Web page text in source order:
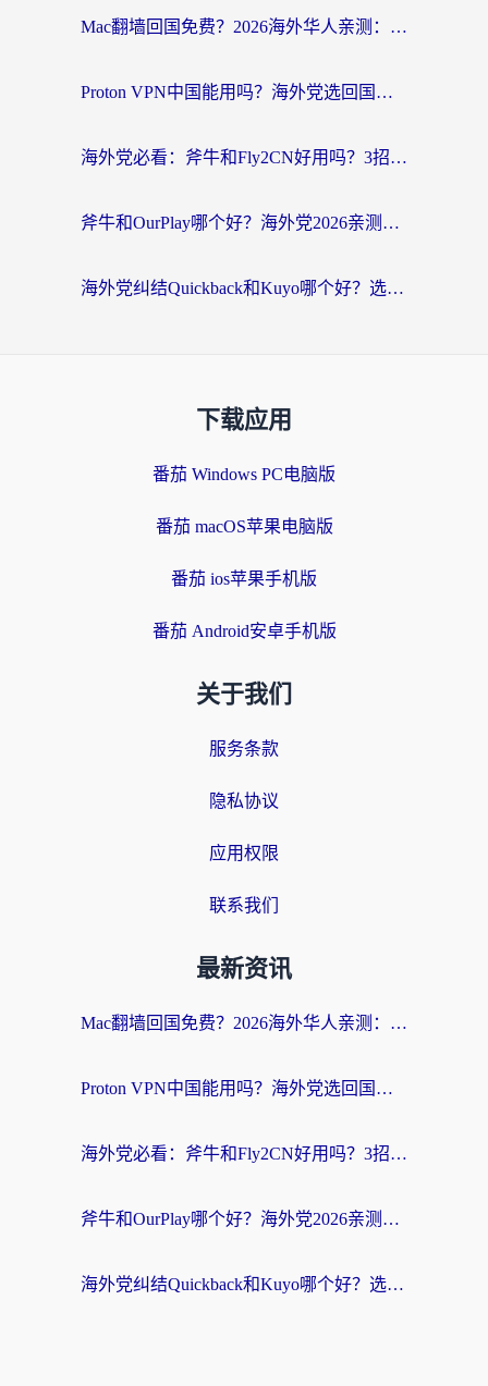
Mac翻墙回国免费？2026海外华人亲测：从CCTV5直播到国内APP，这样选加速器才靠谱
Proton VPN中国能用吗？海外党选回国加速器的避坑指南（附番茄加速器实测）
海外党必看：斧牛和Fly2CN好用吗？3招教你选对回国加速器（附免费试用攻略）
斧牛和OurPlay哪个好？海外党2026亲测：选对加速器，国内资源秒加载
海外党纠结Quickback和Kuyo哪个好？选对回国加速器才能无缝刷国内资源
下载应用
番茄 Windows PC电脑版
番茄 macOS苹果电脑版
番茄 ios苹果手机版
番茄 Android安卓手机版
关于我们
服务条款
隐私协议
应用权限
联系我们
最新资讯
Mac翻墙回国免费？2026海外华人亲测：从CCTV5直播到国内APP，这样选加速器才靠谱
Proton VPN中国能用吗？海外党选回国加速器的避坑指南（附番茄加速器实测）
海外党必看：斧牛和Fly2CN好用吗？3招教你选对回国加速器（附免费试用攻略）
斧牛和OurPlay哪个好？海外党2026亲测：选对加速器，国内资源秒加载
海外党纠结Quickback和Kuyo哪个好？选对回国加速器才能无缝刷国内资源